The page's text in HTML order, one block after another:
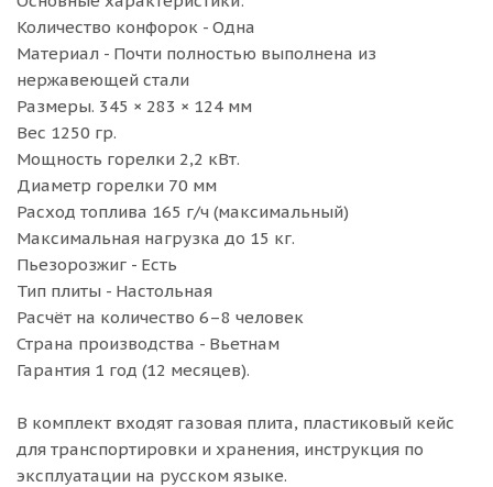
Количество конфорок - Одна
Материал - Почти полностью выполнена из
нержавеющей стали
Размеры. 345 × 283 × 124 мм
Вес 1250 гр.
Мощность горелки 2,2 кВт.
Диаметр горелки 70 мм
Расход топлива 165 г/ч (максимальный)
Максимальная нагрузка до 15 кг.
Пьезорозжиг - Есть
Тип плиты - Настольная
Расчёт на количество 6–8 человек
Страна производства - Вьетнам
Гарантия 1 год (12 месяцев).
В комплект входят газовая плита, пластиковый кейс
для транспортировки и хранения, инструкция по
эксплуатации на русском языке.